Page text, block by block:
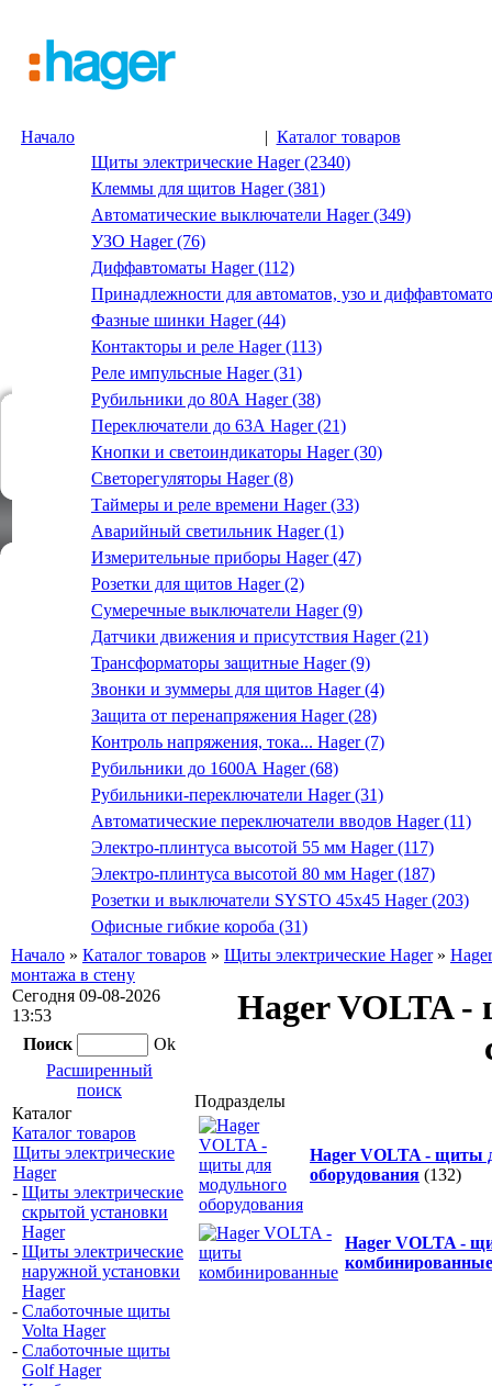
Начало | Каталог товаров
Щиты электрические Hager (2340)
Клеммы для щитов Hager (381)
Автоматические выключатели Hager (349)
УЗО Hager (76)
Диффавтоматы Hager (112)
Принадлежности для автоматов, узо и
Фазные шинки Hager (44)
Контакторы и реле Hager (113)
Реле импульсные Hager (31)
Рубильники до 80А Hager (38)
Переключатели до 63А Hager (21)
Кнопки и светоиндикаторы Hager (30)
Светорегуляторы Hager (8)
Таймеры и реле времени Hager (33)
Аварийный светильник Hager (1)
Измерительные приборы Hager (47)
Розетки для щитов Hager (2)
Сумеречные выключатели Hager (9)
Датчики движения и присутствия Hager (21)
Трансформаторы защитные Hager (9)
Звонки и зуммеры для щитов Hager (4)
Защита от перенапряжения Hager (28)
Контроль напряжения, тока... Hager (7)
Рубильники до 1600А Hager (68)
Рубильники-переключатели Hager (31)
Автоматические переключатели вводов Hager (11)
Электро-плинтуса высотой 55 мм Hager (117)
Электро-плинтуса высотой 80 мм Hager (187)
Розетки и выключатели SYSTO 45х45 Hager (203)
Офисные гибкие короба (31)
Начало » Каталог товаров » Щиты электрические Hager»
монтажа в стену
Сегодня 09-08-2026
13:53
Поиск
Ok
Расширенный
поиск
Каталог
Каталог товаров
Щиты электрические
Hager
- Щиты электрические
скрытой установки
Hager
- Щиты электрические
наружной установки
Hager
- Слаботочные щиты
Volta Hager
- Слаботочные щиты
Golf Hager
Hager VOLTA
Подразделы
Hager VOLTA - щиты
оборудования (132)
Hager VOLTA -
комбинированные